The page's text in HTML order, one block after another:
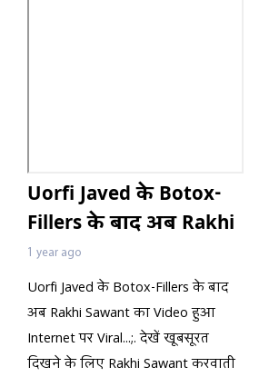
Uorfi Javed के Botox-
Fillers के बाद अब Rakhi
Sawant का Video हुआ
Internet पर Viral…. देखें
खूबसूरत दिखने के लिए
Rakhi Sawant करवाती है
कौन सा Special
1 year ago
Uorfi Javed के Botox-Fillers के बाद
अब Rakhi Sawant का Video हुआ
Internet पर Viral...;. देखें खूबसूरत
दिखने के लिए Rakhi Sawant करवाती